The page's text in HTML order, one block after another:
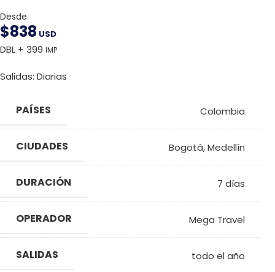
Desde
$838 USD
DBL + 399 IMP
Salidas: Diarias
PAÍSES Colombia
CIUDADES Bogotá,Medellín
DURACIÓN 7 días
OPERADOR Mega Travel
SALIDAS todo el año